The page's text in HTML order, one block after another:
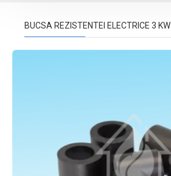
BUCSA REZISTENTEI ELECTRICE 3 KW